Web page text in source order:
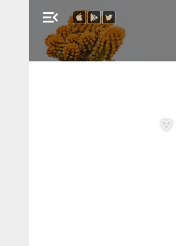
menu_open